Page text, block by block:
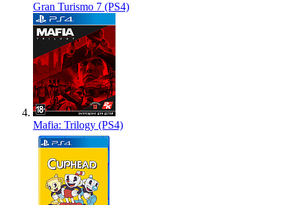
Gran Turismo 7 (PS4)
Mafia: Trilogy (PS4)